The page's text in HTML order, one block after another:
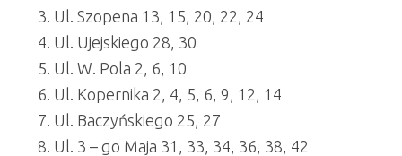
Ul. Szopena 13, 15, 20, 22, 24
Ul. Ujejskiego 28, 30
Ul. W. Pola 2, 6, 10
Ul. Kopernika 2, 4, 5, 6, 9, 12, 14
Ul. Baczyńskiego 25, 27
Ul. 3 – go Maja 31, 33, 34, 36, 38, 42